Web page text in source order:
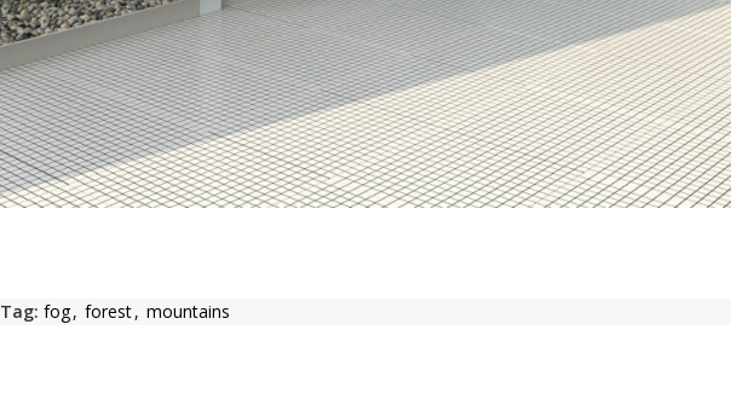
Tag: fog, forest, mountains